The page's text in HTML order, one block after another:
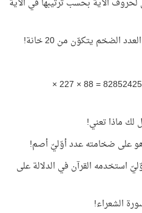
الآية بحسب ترتيبها في الآية
هذا العدد الضخم 82852425110212726232 = 88 × 227 ×
لك ماذا تعني!
أكبر عدد أوّليّ استخدمه القرآن في الدلالة على
الشعراء!